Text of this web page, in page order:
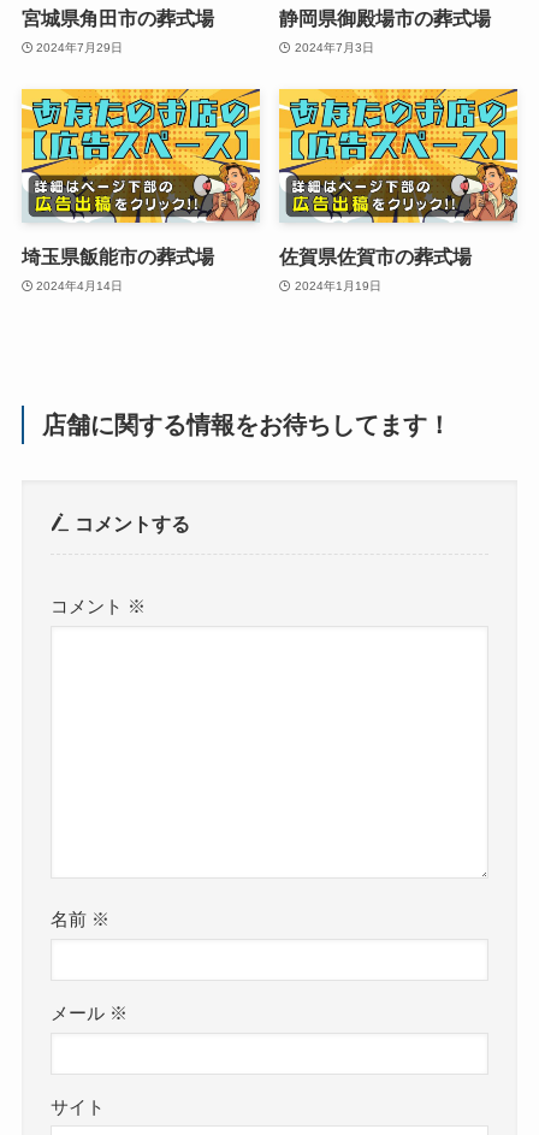
宮城県角田市の葬式場
2024年7月29日
静岡県御殿場市の葬式場
2024年7月3日
埼玉県飯能市の葬式場
2024年4月14日
佐賀県佐賀市の葬式場
2024年1月19日
店舗に関する情報をお待ちしてます！
コメントする
コメント ※
名前 ※
メール ※
サイト